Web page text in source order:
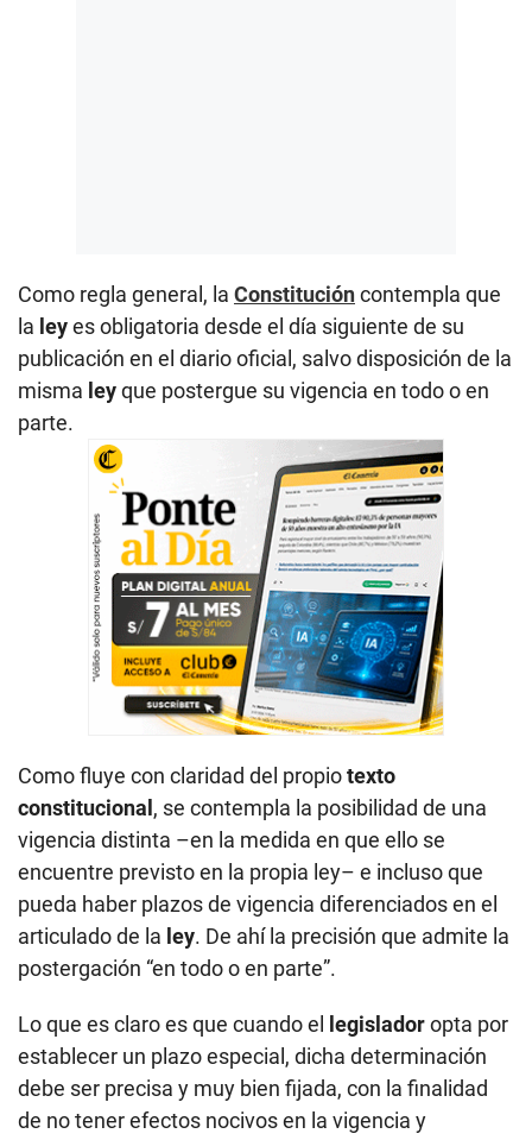
Como regla general, la Constitucióncontempla que
la leyes obligatoria desde el día siguiente de su
publicación en el diario oficial, salvo disposición de la
misma leyque postergue su vigencia en todo o en
parte.
Como fluye con claridad del propiotexto
constitucional, se contempla la posibilidad de una
vigencia distinta –en la medida en que ello se
encuentre previsto en la propia ley– e incluso que
pueda haber plazos de vigencia diferenciados en el
articulado de la ley. De ahí la precisión que admite la
postergación “en todo o en parte”.
Lo que es claro es que cuando el legisladoropta por
establecer un plazo especial, dicha determinación
debe ser precisa y muy bien fijada, con la finalidad
de no tener efectos nocivos en la vigencia y